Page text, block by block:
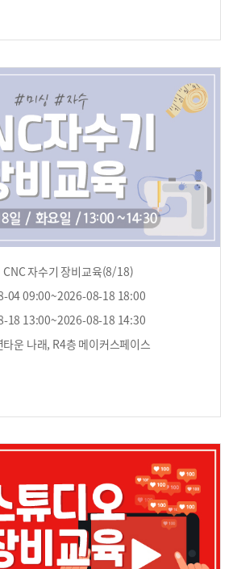
자수기 장비교육(8/18)
04 09:00~2026-08-18 18:00
18 13:00~2026-08-18 14:30
타운 나래, R4층 메이커스페이스